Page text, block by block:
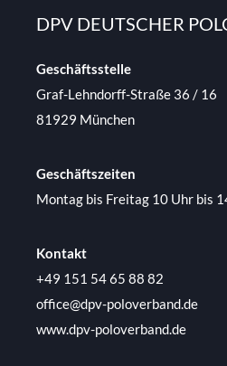
DPV DEUTSCHER
Geschäftsstelle
Graf-Lehndorff-Straße 36 / 16
81929 München
Geschäftszeiten
Montag bis Freitag 10 Uhr bis
Kontakt
+49 151 54 65 88 82
office@dpv-poloverband.de
www.dpv-poloverband.de